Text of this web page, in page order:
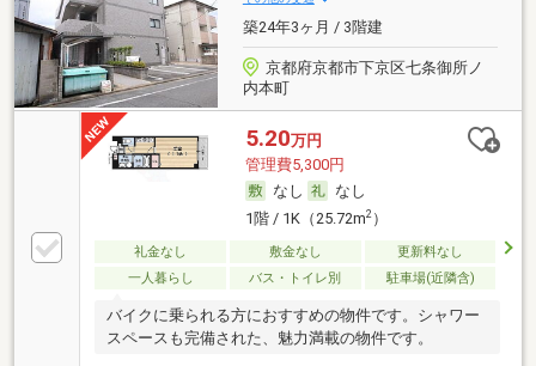
築24年3ヶ月 / 3階建
京都府京都市下京区七条御所ノ
内本町
5.20万円
管理費5,300円
なし
なし
1階 / 1K（25.72m2）
礼金なし 敷金なし
更新料なし
一人暮らし
バス・トイレ別 駐車場(近隣含)
バイクに乗られる方におすすめの物件です。シャワー
スペースも完備された、魅力満載の物件です。